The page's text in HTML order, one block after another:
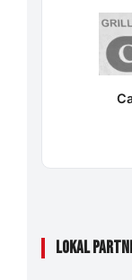
LOKAL